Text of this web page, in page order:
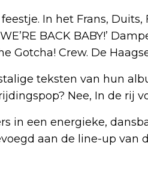
In het Frans,
BACK BABY!’
Gotcha! Crew. De
teksten van hun
Nee, In de rij
in een energieke,
aan de line-up van